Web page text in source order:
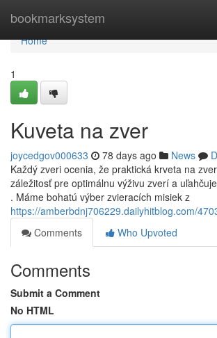
bookmarksystem
Home
Home
1
Kuveta na zver
joycedgov000633 78 days ago News
Každý zveri ocenia, že praktická krveta na
záležitosť pre optimálnu výživu zverí a
. Máme bohatú výber zvieracích misiek z
https://amberbdnj706229.dailyhitblog.com/
Comments
Who Upvoted
Comments
Submit a Comment
No HTML